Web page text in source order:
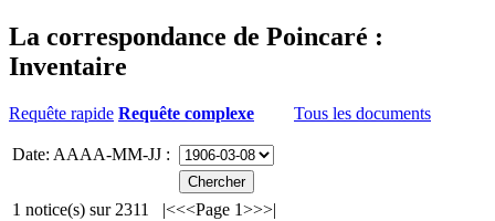
La correspondance de Poincaré :
Inventaire
Requête rapide Requête complexe Tous les documents
Date: AAAA-MM-JJ :
1 notice(s) sur 2311 |<<<Page 1>>>|